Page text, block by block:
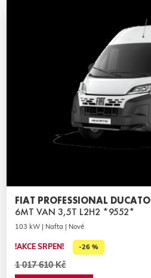
FIAT PROFESSIONAL DUCATO
6MT VAN 3,5T L2H2 *9552*
103 kW | Nafta | Nové
!AKCE SRPEN! -26 %
1 017 610 Kč